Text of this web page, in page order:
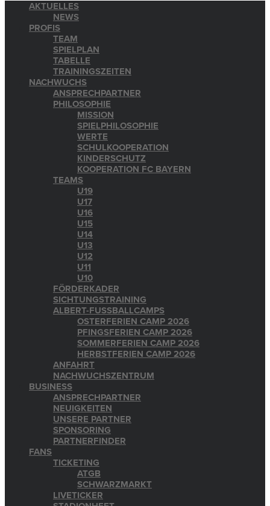
AKTUELLES
NEWS
PROFIS
TEAM
SPIELPLAN
TABELLE
TRAININGSZEITEN
NACHWUCHS
ANSPRECHPARTNER
PHILOSOPHIE
MISSION
SPIELPHILOSOPHIE
WERTE
SCHULKOOPERATION
KINDERSCHUTZ
KOOPERATION FC BAYERN
TEAMS
U19
U17
U16
U15
U14
U13
U12
U11
U10
FÖRDERKADER
SICHTUNGSTRAINING
ALBERT-FUSSBALLCAMPS
OSTERFERIEN CAMP 2026
PFINGSFERIEN CAMP 2026
SOMMERFERIEN CAMP 2026
HERBSTFERIEN CAMP 2026
ANFAHRT
NACHWUCHSZENTRUM
BUSINESS
ANSPRECHPARTNER
NEUIGKEITEN
UNSERE PARTNER
SPONSORING
PARTNERFINDER
FANS
TICKETING
ATGB
SCHWARZMARKT
LIVETICKER